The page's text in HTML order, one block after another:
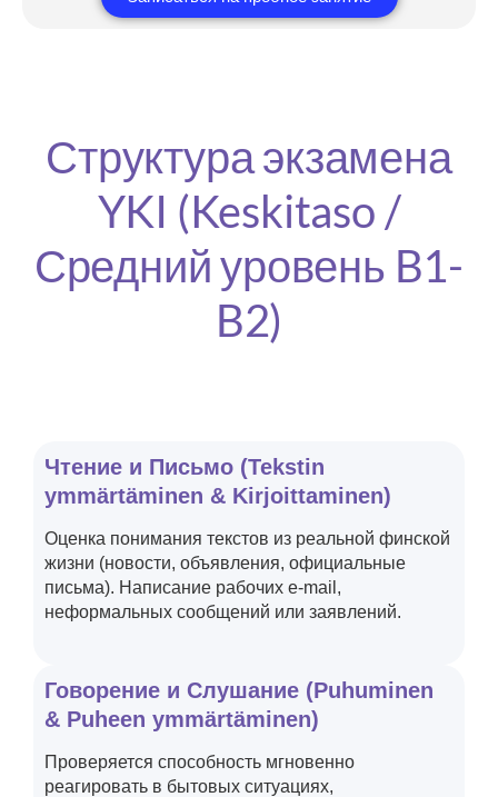
Структура экзамена
YKI (Keskitaso /
Средний уровень B1-
B2)
Чтение и Письмо (Tekstin
ymmärtäminen & Kirjoittaminen)
Оценка понимания текстов из реальной финской
жизни (новости, объявления, официальные
письма). Написание рабочих e-mail,
неформальных сообщений или заявлений.
Говорение и Слушание (Puhuminen
& Puheen ymmärtäminen)
Проверяется способность мгновенно
реагировать в бытовых ситуациях,